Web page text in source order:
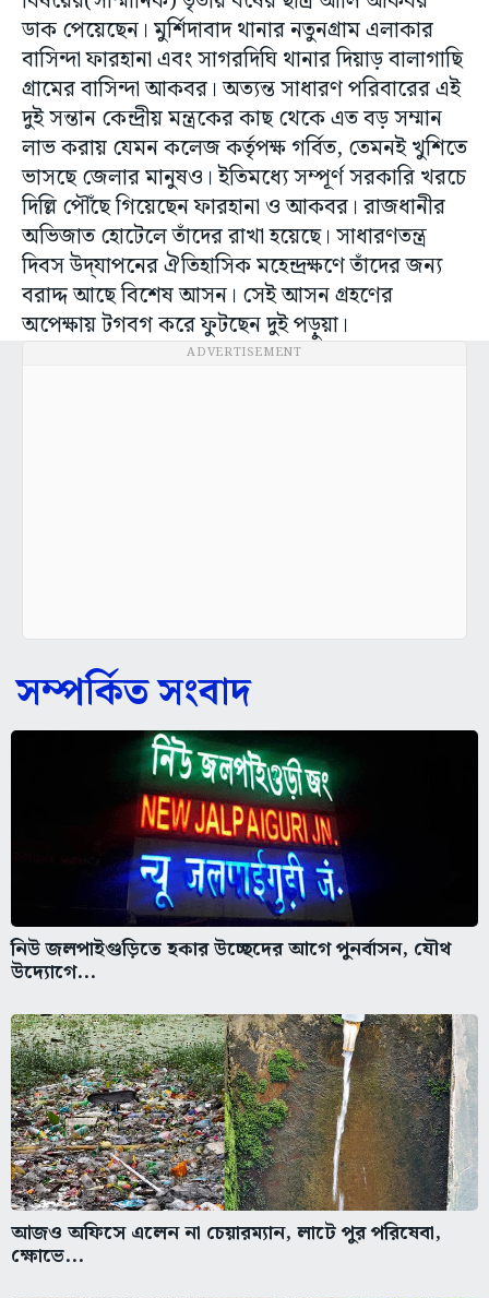
ডাক পেয়েছেন। মুর্শিদাবাদ থানার নতুনগ্রাম এলাকার
বাসিন্দা ফারহানা এবং সাগরদিঘি থানার দিয়াড় বালাগাছি
গ্রামের বাসিন্দা আকবর। অত্যন্ত সাধারণ পরিবারের এই
দুই সন্তান কেন্দ্রীয় মন্ত্রকের কাছ থেকে এত বড় সম্মান
লাভ করায় যেমন কলেজ কর্তৃপক্ষ গর্বিত, তেমনই খুশিতে
ভাসছে জেলার মানুষও। ইতিমধ্যে সম্পূর্ণ সরকারি খরচে
দিল্লি পৌঁছে গিয়েছেন ফারহানা ও আকবর। রাজধানীর
অভিজাত হোটেলে তাঁদের রাখা হয়েছে। সাধারণতন্ত্র
দিবস উদ্‌যাপনের ঐতিহাসিক মহেন্দ্রক্ষণে তাঁদের জন্য
বরাদ্দ আছে বিশেষ আসন। সেই আসন গ্রহণের
অপেক্ষায় টগবগ করে ফুটছেন দুই পড়ুয়া।
ADVERTISEMENT
সম্পর্কিত সংবাদ
নিউ জলপাইগুড়িতে হকার উচ্ছেদের আগে পুনর্বাসন, যৌথ
উদ্যোগে...
আজও অফিসে এলেন না চেয়ারম্যান, লাটে পুর পরিষেবা,
ক্ষোভে...